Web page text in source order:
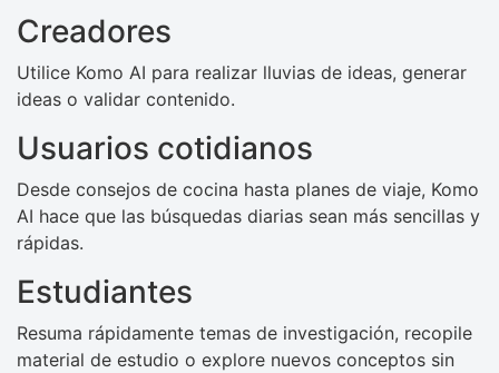
Creadores
Utilice Komo AI para realizar lluvias de ideas, generar
ideas o validar contenido.
Usuarios cotidianos
Desde consejos de cocina hasta planes de viaje, Komo
AI hace que las búsquedas diarias sean más sencillas y
rápidas.
Estudiantes
Resuma rápidamente temas de investigación, recopile
material de estudio o explore nuevos conceptos sin